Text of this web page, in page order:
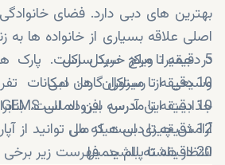
بهترین های دبی دارد. فضای
اصلی علاقه بسیاری از خانواده ها به
در جمیرا ویلج سرکل است. پارک
وسیعی از رستوران ها، امکانات
جذابیت این آدرس افزوده است.
آرامش چیزی است که می توانید از
انتظار داشته باشید. فهرست زیر
5 دقیقه تا مرکز خرید سرکل
10 دقیقه تا میراکل گاردن دبی
10 دقیقه تا مدرسه بین المللی GEMS
12 دقیقه تا دبی هیلز مال
20 دقیقه تا پالم جمیرا